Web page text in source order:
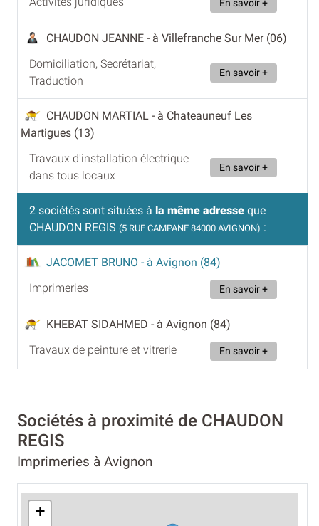
En savoir +
CHAUDON JEANNE - à Villefranche Sur Mer (06)
Domiciliation, Secrétariat,
Traduction
En savoir +
CHAUDON MARTIAL - à Chateauneuf Les
Martigues (13)
Travaux d'installation électrique
dans tous locaux
En savoir +
2 sociétés sont situées à la même adresse que
CHAUDON REGIS (5 RUE CAMPANE 84000 AVIGNON) :
JACOMET BRUNO - à Avignon (84)
Imprimeries
En savoir +
KHEBAT SIDAHMED - à Avignon (84)
Travaux de peinture et vitrerie
En savoir +
Sociétés à proximité de CHAUDON
REGIS
Imprimeries à Avignon
+